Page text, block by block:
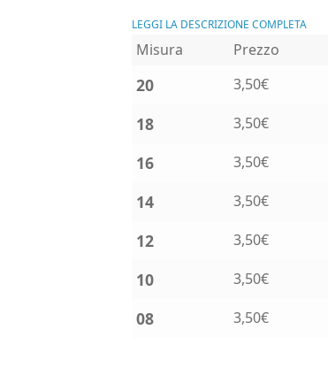
LEGGI LA DESCRIZIONE COMPLETA
Misura Prezzo
20 3,50€
18 3,50€
16 3,50€
14 3,50€
12 3,50€
10 3,50€
08 3,50€